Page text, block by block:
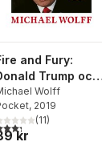
röster:
and Fury:
Trump och
huset inifrån
Wolff
, 2019
utav 5 stjärnor.
(11)
kr